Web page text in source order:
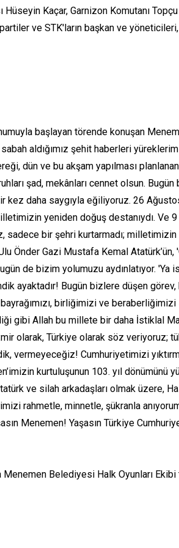
Hüseyin Kaçar, Garnizon Komutanı
ve STK'ların başkan ve
başlayan törende konuşan
aldığımız şehit haberleri
dün ve bu akşam yapılması
şad, mekânları cennet olsun. Bugün
kez daha saygıyla eğiliyoruz. 26
yeniden doğuş destanıydı. Ve 9
sadece bir şehri kurtarmadı;
Önder Gazi Mustafa Kemal Atatürk’ün,
de bizim yolumuzu aydınlatıyor. 'Ya
ayaktadır! Bugün bizlere düşen
birliğimizi ve
gibi Allah bu millete bir daha İstiklal
olarak, Türkiye olarak söz veriyoruz;
vermeyeceğiz! Cumhuriyetimizi
kurtuluşunun 103. yıl dönümünü
ve silah arkadaşları olmak üzere,
rahmetle, minnetle, şükranla
Menemen! Yaşasın Türkiye
Menemen Belediyesi Halk Oyunları Ekibi